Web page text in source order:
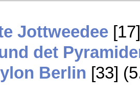
Jottweedee
det
Berlin [33]